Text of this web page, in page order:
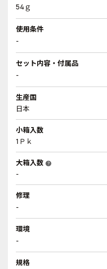
54ｇ
使用条件
-
セット内容・付属品
-
生産国
日本
小箱入数
1Ｐｋ
大箱入数 help
-
修理
-
環境
-
規格